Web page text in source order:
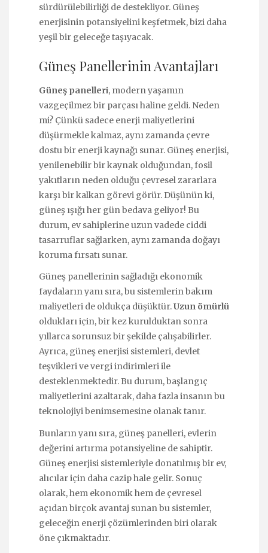
sürdürülebilirliği de destekliyor. Güneş
enerjisinin potansiyelini keşfetmek, bizi daha
yeşil bir geleceğe taşıyacak.
Güneş Panellerinin Avantajları
Güneş panelleri, modern yaşamın
vazgeçilmez bir parçası haline geldi. Neden
mi? Çünkü sadece enerji maliyetlerini
düşürmekle kalmaz, aynı zamanda çevre
dostu bir enerji kaynağı sunar. Güneş enerjisi,
yenilenebilir bir kaynak olduğundan, fosil
yakıtların neden olduğu çevresel zararlara
karşı bir kalkan görevi görür. Düşünün ki,
güneş ışığı her gün bedava geliyor! Bu
durum, ev sahiplerine uzun vadede ciddi
tasarruflar sağlarken, aynı zamanda doğayı
koruma fırsatı sunar.
Güneş panellerinin sağladığı ekonomik
faydaların yanı sıra, bu sistemlerin bakım
maliyetleri de oldukça düşüktür.Uzun ömürlü
oldukları için, bir kez kurulduktan sonra
yıllarca sorunsuz bir şekilde çalışabilirler.
Ayrıca, güneş enerjisi sistemleri, devlet
teşvikleri ve vergi indirimleri ile
desteklenmektedir. Bu durum, başlangıç
maliyetlerini azaltarak, daha fazla insanın bu
teknolojiyi benimsemesine olanak tanır.
Bunların yanı sıra, güneş panelleri, evlerin
değerini artırma potansiyeline de sahiptir.
Güneş enerjisi sistemleriyle donatılmış bir ev,
alıcılar için daha cazip hale gelir. Sonuç
olarak, hem ekonomik hem de çevresel
açıdan birçok avantaj sunan bu sistemler,
geleceğin enerji çözümlerinden biri olarak
öne çıkmaktadır.